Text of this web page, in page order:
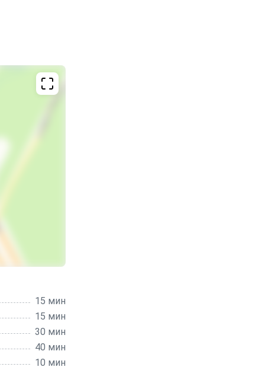
15 мин
15 мин
30 мин
40 мин
10 мин